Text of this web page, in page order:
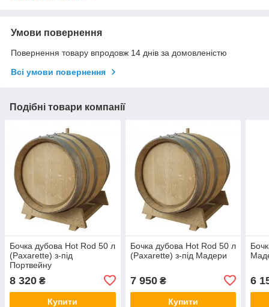
Умови повернення
Повернення товару впродовж 14 днів за домовленістю
Всі умови повернення
Подібні товари компанії
Бочка дубова Hot Rod 50 л
(Paxarette) з-під
Портвейну
8 320 ₴
Купити
Бочка дубова Hot Rod 50 л
(Paxarette) з-під Мадери
7 950₴
Купити
6